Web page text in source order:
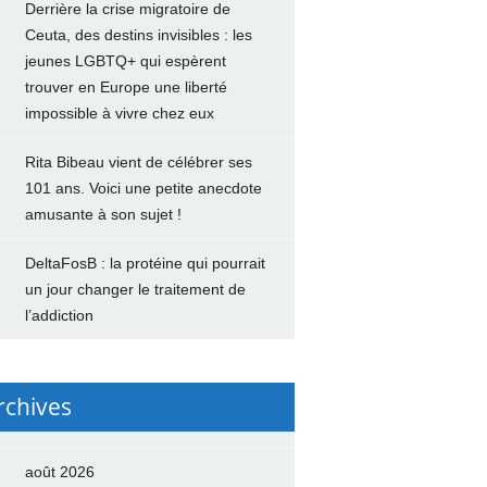
Derrière la crise migratoire de
Ceuta, des destins invisibles : les
jeunes LGBTQ+ qui espèrent
trouver en Europe une liberté
impossible à vivre chez eux
Rita Bibeau vient de célébrer ses
101 ans. Voici une petite anecdote
amusante à son sujet !
DeltaFosB : la protéine qui pourrait
un jour changer le traitement de
l’addiction
août 2026